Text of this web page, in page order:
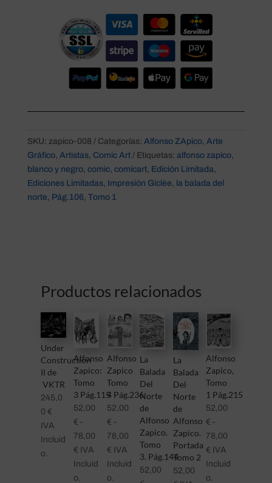
SKU: zapico-008 Categorías: Alfonso ZApico, Arte
Gráfico, Artistas, Comic Art Etiquetas: alfonso zapico,
blanco y negro, comic, comicart, Edición Limitada
Ediciones Limitadas, Impresión Giclèe la balada del
norte Pág.106, Tomo 1
Productos relacionados
Under
Construction
II de
VKTR
245,0
0 €
IVA
Incluid
o.
Alfonso
Zapico:
Tomo
3 Pág.115
52,00
€ -
78,00
€ Rango
de
precios:
IVA
Incluid
o.
Alfonso
Zapico
Tomo
4 Pág.236
52,00
€ -
78,00
€Rango
de
precios:
IVA
Incluid
o.
La
Balada
Del
Norte
de
Alfonso
Zapico.
Tomo
3. Pág.144
52,00
La
Balada
Del
Norte
de
Alfonso
Zapico.
Portada
Tomo 2
52,00
Alfonso
Zapico,
Tomo
1 Pág.215
52,00
€ -
78,00
€ Rango
de
IVA
Incluid
o.